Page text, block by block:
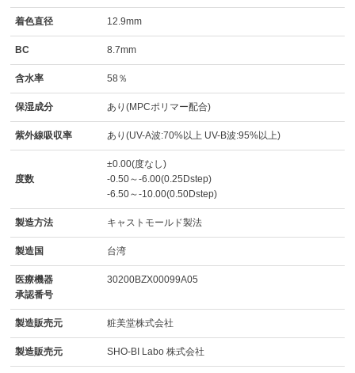
着色直径 12.9mm
BC 8.7mm
含水率 58％
保湿成分 あり(MPCポリマー配合)
紫外線吸収率 あり(UV-A波:70%以上 UV-B波:95%以上)
度数
±0.00(度なし)
-0.50～-6.00(0.25Dstep)
-6.50～-10.00(0.50Dstep)
製造方法 キャストモールド製法
製造国 台湾
医療機器
承認番号
30200BZX00099A05
製造販売元 粧美堂株式会社
製造販売元 SHO-BI Labo 株式会社